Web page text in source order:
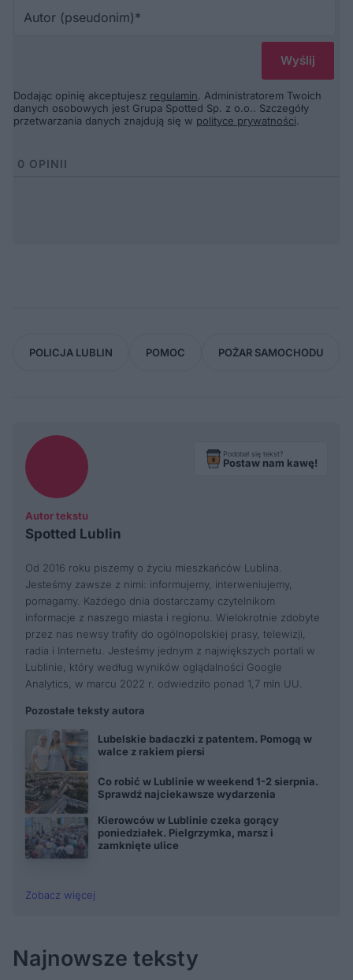
Dodając opinię akceptujesz regulamin. Administratorem Twoich
danych osobowych jest Grupa Spotted Sp. z o.o.. Szczegóły
przetwarzania danych znajdują się w polityce prywatności.
0 OPINII
POLICJA LUBLIN POMOC POŻAR SAMOCHODU
Autor tekstu
Spotted Lublin
Podobał się tekst?
Postaw nam kawę!
Od 2016 roku piszemy o życiu mieszkańców Lublina.
Jesteśmy zawsze z nimi: informujemy, interweniujemy,
pomagamy. Każdego dnia dostarczamy czytelnikom
informacje z naszego miasta i regionu. Wielokrotnie zdobyte
przez nas newsy trafiły do ogólnopolskiej prasy, telewizji,
radia i Internetu. Jesteśmy jednym z największych portali w
Lublinie, który według wyników oglądalności Google
Analytics, w marcu 2022 r. odwiedziło ponad 1,7 mln UU.
Pozostałe teksty autora
Lubelskie badaczki z patentem. Pomogą w
walce z rakiem piersi
Co robić w Lublinie w weekend 1-2 sierpnia.
Sprawdź najciekawsze wydarzenia
Kierowców w Lublinie czeka gorący
poniedziałek. Pielgrzymka, marsz i
zamknięte ulice
Zobacz więcej
Najnowsze teksty